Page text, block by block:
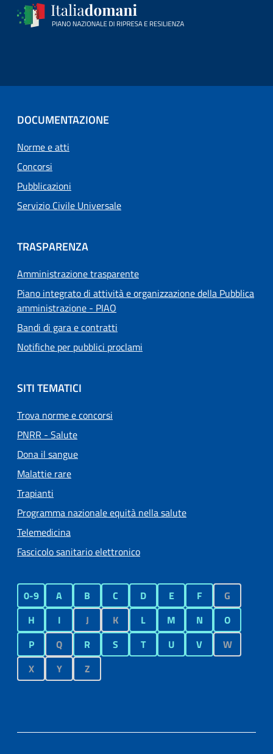
DOCUMENTAZIONE
Norme e atti
Concorsi
Pubblicazioni
Servizio Civile Universale
TRASPARENZA
Amministrazione trasparente
Piano integrato di attività e organizzazione della Pubblica
amministrazione - PIAO
Bandi di gara e contratti
Notifiche per pubblici proclami
SITI TEMATICI
Trova norme e concorsi
PNRR - Salute
Dona il sangue
Malattie rare
Trapianti
Programma nazionale equità nella salute
Telemedicina
Fascicolo sanitario elettronico
0-9 A B C D E F
G
H
I J K L M N
O
P
Q R S T U V
W
X
Y Z